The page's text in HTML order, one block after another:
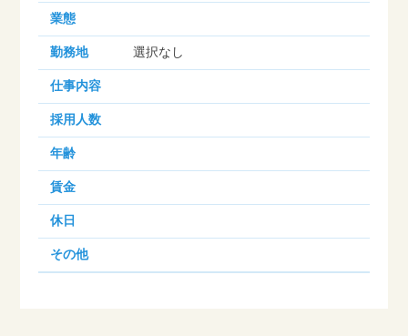
業態
勤務地 選択なし
仕事内容
採用人数
年齢
賃金
休日
その他